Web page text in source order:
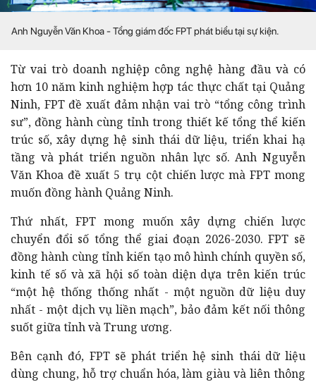
Anh Nguyễn Văn Khoa - Tổng giám đốc FPT phát biểu tại sự kiện.
Từ vai trò doanh nghiệp công nghệ hàng đầu và có
hơn 10 năm kinh nghiệm hợp tác thực chất tại Quảng
Ninh, FPT đề xuất đảm nhận vai trò “tổng công trình
sư”, đồng hành cùng tỉnh trong thiết kế tổng thể kiến
trúc số, xây dựng hệ sinh thái dữ liệu, triển khai hạ
tầng và phát triển nguồn nhân lực số. Anh Nguyễn
Văn Khoa đề xuất 5 trụ cột chiến lược mà FPT mong
muốn đồng hành Quảng Ninh.
Thứ nhất, FPT mong muốn xây dựng chiến lược
chuyển đổi số tổng thể giai đoạn 2026-2030. FPT sẽ
đồng hành cùng tỉnh kiến tạo mô hình chính quyền số,
kinh tế số và xã hội số toàn diện dựa trên kiến trúc
“một hệ thống thống nhất - một nguồn dữ liệu duy
nhất - một dịch vụ liền mạch”, bảo đảm kết nối thông
suốt giữa tỉnh và Trung ương.
Bên cạnh đó, FPT sẽ phát triển hệ sinh thái dữ liệu
dùng chung, hỗ trợ chuẩn hóa, làm giàu và liên thông